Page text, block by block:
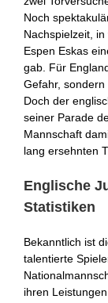
Noch
Nachspielzeit,
Espen Eskas
gab. Für
Gefahr, sondern
Doch der
seiner Parade
Mannschaft
lang ersehnten
Englische
Statistiken
Bekanntlich ist
talentierte
ihren